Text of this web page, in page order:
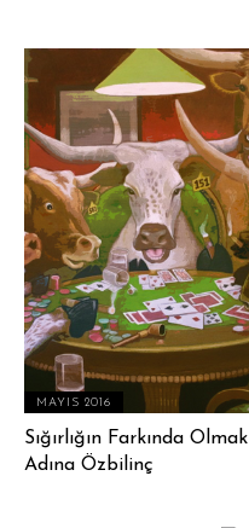
MAYIS 2016
Sığırlığın Farkında Olmak
Adına Özbilinç